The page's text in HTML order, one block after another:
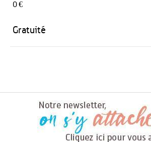
0 €
Gratuité